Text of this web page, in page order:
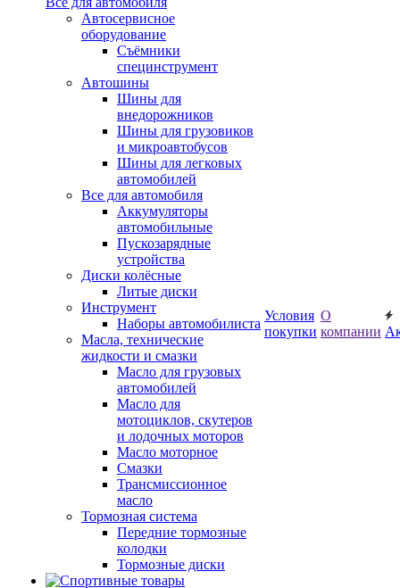
Автосервисное
оборудование
Съёмники
специнструмент
Автошины
Шины для
внедорожников
Шины для грузовиков
и микроавтобусов
Шины для легковых
автомобилей
Все для автомобиля
Аккумуляторы
автомобильные
Пускозарядные
устройства
Диски колёсные
Литые диски
Инструмент
Наборы автомобилиста
Масла, технические
жидкости и смазки
Масло для грузовых
автомобилей
Масло для
мотоциклов, скутеров
и лодочных моторов
Масло моторное
Смазки
Трансмиссионное
масло
Тормозная система
Передние тормозные
колодки
Тормозные диски
Условия
покупки
О
компании